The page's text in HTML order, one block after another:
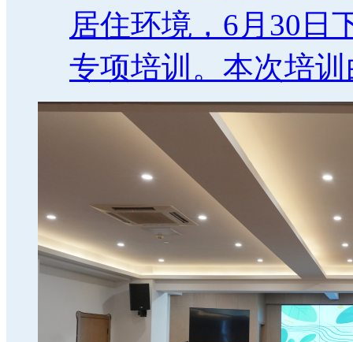
居住环境，6月30日
专项培训。本次培